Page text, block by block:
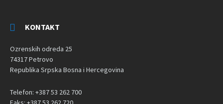
KONTAKT
Ozrenskih odreda 25
74317 Petrovo
Republika Srpska Bosna i Hercegovina
Telefon: +387 53 262 700